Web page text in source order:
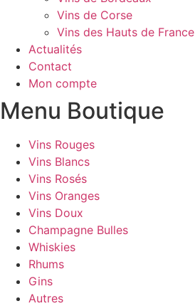
Vins de Corse
Vins des Hauts de France
Actualités
Contact
Mon compte
Menu Boutique
Vins Rouges
Vins Blancs
Vins Rosés
Vins Oranges
Vins Doux
Champagne Bulles
Whiskies
Rhums
Gins
Autres